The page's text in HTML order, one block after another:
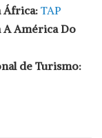
África: TAP
A América Do
de Turismo: